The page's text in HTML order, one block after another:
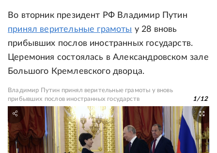
Во вторник президент РФ Владимир Путин
принял верительные грамоты у 28 вновь
прибывших послов иностранных государств.
Церемония состоялась в Александровском зале
Большого Кремлевского дворца.
Владимир Путин принял верительные грамоты у вновь
прибывших послов иностранных государств
1/12